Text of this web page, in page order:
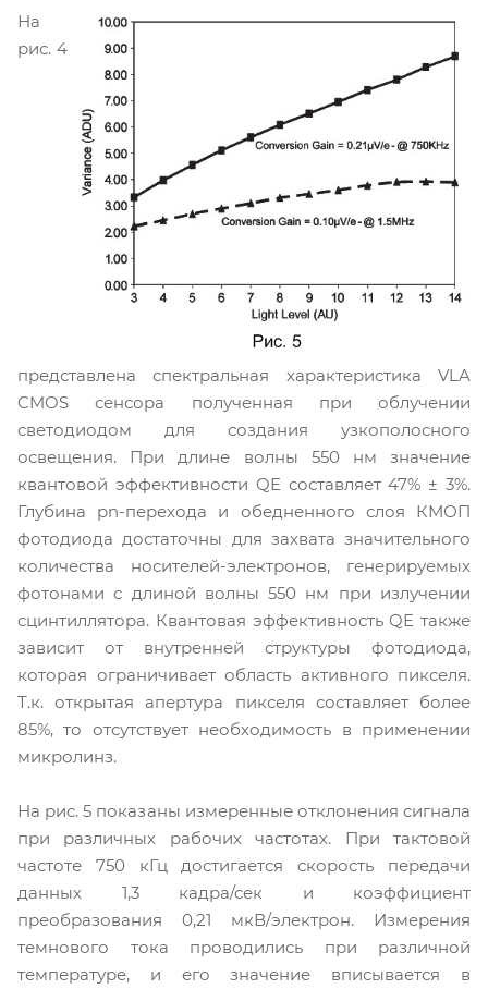
На
рис. 4
представлена спектральная характеристика VLA
CMOS сенсора полученная при облучении
светодиодом для создания узкополосного
освещения. При длине волны 550 нм значение
квантовой эффективности QE составляет 47% ± 3%.
Глубина pn-перехода и обедненного слоя КМОП
фотодиода достаточны для захвата значительного
количества носителей-электронов, генерируемых
фотонами с длиной волны 550 нм при излучении
сцинтиллятора. Квантовая эффективность QE также
зависит от внутренней структуры фотодиода,
которая ограничивает область активного пикселя.
Т.к. открытая апертура пикселя составляет более
85%, то отсутствует необходимость в применении
микролинз.
На рис. 5 показаны измеренные отклонения сигнала
при различных рабочих частотах. При тактовой
частоте 750 кГц достигается скорость передачи
данных 1,3 кадра/сек и коэффициент
преобразования 0,21 мкВ/электрон. Измерения
темнового тока проводились при различной
температуре, и его значение вписывается в